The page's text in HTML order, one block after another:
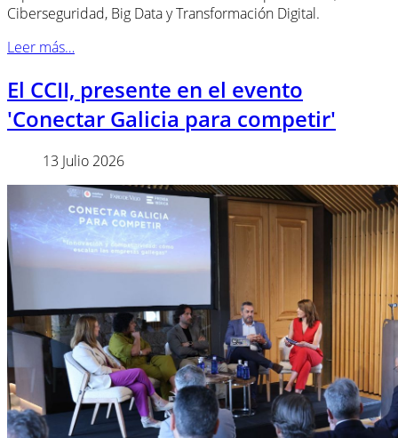
Ciberseguridad, Big Data y Transformación Digital.
Leer más…
El CCII, presente en el evento
'Conectar Galicia para competir'
13 Julio 2026